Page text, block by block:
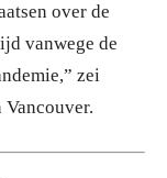
over de
vanwege de
zei